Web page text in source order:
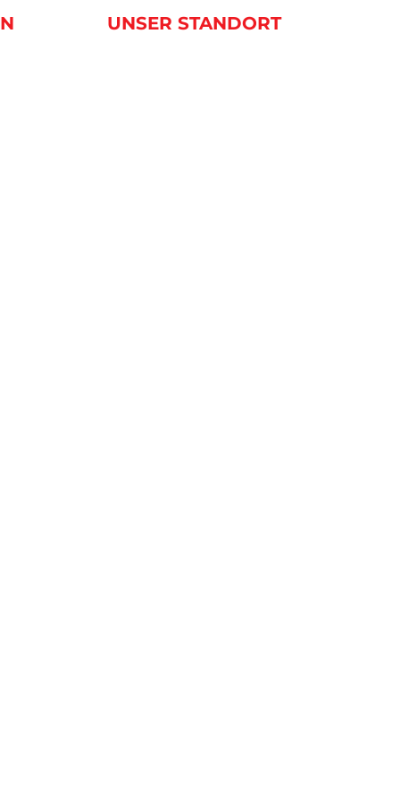
UNSER STANDORT